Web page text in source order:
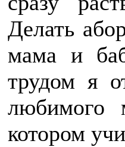
Делать
мама и
трудом я
любимого
котором